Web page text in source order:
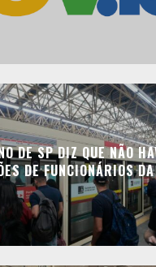
DE SP DIZ QUE NÃO
DE FUNCIONÁRIOS